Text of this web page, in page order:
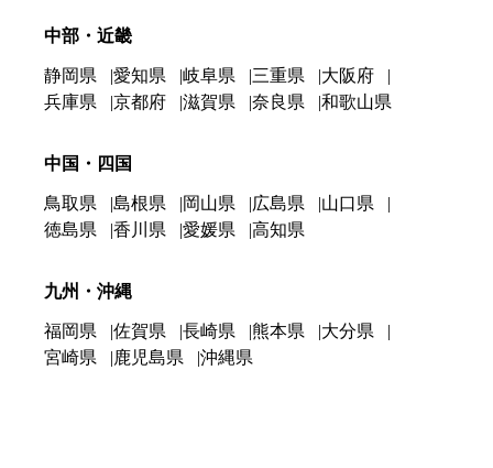
中部・近畿
静岡県 愛知県 岐阜県 三重県
大阪府
兵庫県
京都府 滋賀県 奈良県 和歌山県
中国・四国
鳥取県 島根県 岡山県 広島県
山口県
徳島県
香川県 愛媛県 高知県
九州・沖縄
福岡県 佐賀県 長崎県 熊本県
大分県
宮崎県
鹿児島県 沖縄県